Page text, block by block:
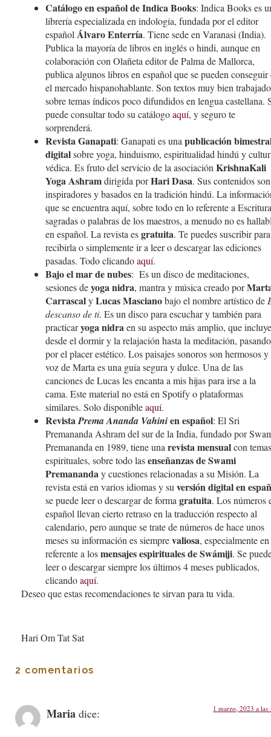
Catálogo en español de Indica Books: Indica Books es
librería especializada en indología, fundada por el editor
españolÁlvaro Enterría. Tiene sede en Varanasi (India).
Publica la mayoría de libros en inglés o hindi, aunque en
colaboración con Olañeta editor de Palma de Mallorca,
publica algunos libros en español que se pueden conseguir
el mercado hispanohablante. Son textos muy bien
sobre temas índicos poco difundidos en lengua castellana.
puede consultar todo su catálogoaquí, y seguro te
sorprenderá.
Revista Ganapati: Ganapati es unapublicación
digitalsobre yoga, hinduismo, espiritualidad hindú y
védica. Es fruto del servicio de la asociaciónKrishnaKali
Yoga Ashramdirigida porHari Dasa. Sus contenidos son
inspiradores y basados en la tradición hindú. La
que se encuentra aquí, sobre todo en lo referente a
sagradas o palabras de los maestros, a menudo no es
en español. La revista esgratuita. Te puedes suscribir para
recibirla o simplemente ir a leer o descargar las ediciones
pasadas. Todo clicandoaquí.
Bajo el mar de nubes: Es un disco de meditaciones,
sesiones deyoga nidra, mantra y música creado por
CarrascalyLucas Mascianobajo el nombre artístico de
descanso de ti. Es un disco para escuchar y también para
practicaryoga nidraen su aspecto más amplio, que incluye
desde el dormir y la relajación hasta la meditación, pasando
por el placer estético. Los paisajes sonoros son hermosos y
voz de Marta es una guía segura y dulce. Una de las
canciones de Lucas les encanta a mis hijas para irse a la
cama. Este material no está en Spotify o plataformas
similares. Solo disponibleaquí.
RevistaPrema Ananda Vahinien español: El Sri
Premananda Ashram del sur de la India, fundado por
Premananda en 1989, tiene unarevista mensualcon temas
espirituales, sobre todo lasenseñanzas de Swami
Premananday cuestiones relacionadas a su Misión. La
revista está en varios idiomas y suversión digital en
se puede leer o descargar de formagratuita. Los números
español llevan cierto retraso en la traducción respecto al
calendario, pero aunque se trate de números de hace unos
meses su información es siemprevaliosa, especialmente
referente a losmensajes espirituales de Swámiji. Se
leer o descargar siempre los últimos 4 meses publicados,
clicandoaquí.
Deseo que estas recomendaciones te sirvan para tu vida.
Hari Om Tat Sat
2 comentarios
Maria dice: 1 marzo, 2023 a las